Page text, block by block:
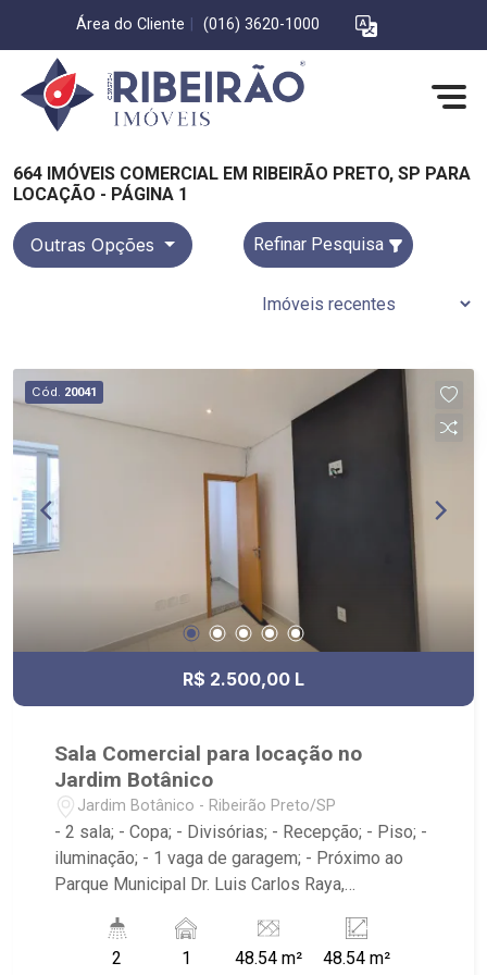
Área do Cliente (016) 3620-1000
664 IMÓVEIS COMERCIAL EM RIBEIRÃO PRETO, SP PARA
LOCAÇÃO - PÁGINA 1
Outras Opções Refinar Pesquisa
Cód. 20041
R$ 2.500,00 L
Sala Comercial para locação no
Jardim Botânico
Jardim Botânico - Ribeirão Preto/SP
- 2 sala; - Copa; - Divisórias; - Recepção; - Piso; -
iluminação; - 1 vaga de garagem; - Próximo ao
Parque Municipal Dr. Luis Carlos Raya,
Tibursiu`s - Botânico; - Ribeirão Imóveis,
referência em venda, compra e locação. - Sinta-
2 1 48.54 m² 48.54 m²